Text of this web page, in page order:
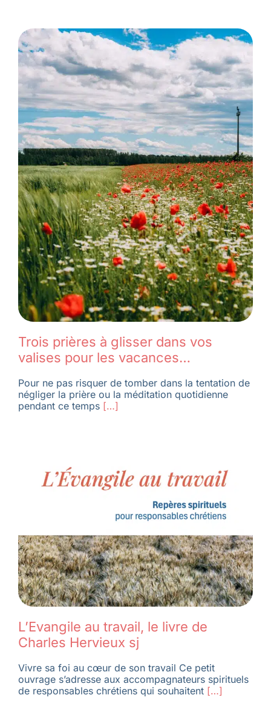
Trois prières à glisser dans vos
valises pour les vacances…
Pour ne pas risquer de tomber dans la tentation de
négliger la prière ou la méditation quotidienne
pendant ce temps[…]
L’Evangile au travail, le livre de
Charles Hervieux sj
Vivre sa foi au cœur de son travail Ce petit
ouvrage s’adresse aux accompagnateurs spirituels
de responsables chrétiens qui souhaitent[…]